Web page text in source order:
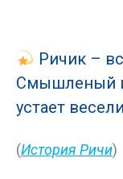
Ричик –
Смышленый
устает
(История Ричи)